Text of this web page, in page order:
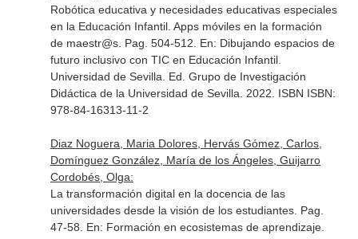
Robótica educativa y necesidades educativas especiales
en la Educación Infantil. Apps móviles en la formación
de maestr@s. Pag. 504-512. En: Dibujando espacios de
futuro inclusivo con TIC en Educación Infantil.
Universidad de Sevilla. Ed. Grupo de Investigación
Didáctica de la Universidad de Sevilla. 2022. ISBN ISBN:
978-84-16313-11-2
Diaz Noguera, Maria Dolores, Hervás Gómez, Carlos,
Domínguez González, María de los Ángeles, Guijarro
Cordobés, Olga:
La transformación digital en la docencia de las
universidades desde la visión de los estudiantes. Pag.
47-58. En: Formación en ecosistemas de aprendizaje.